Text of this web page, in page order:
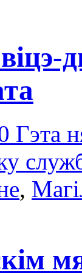
Гэта
,